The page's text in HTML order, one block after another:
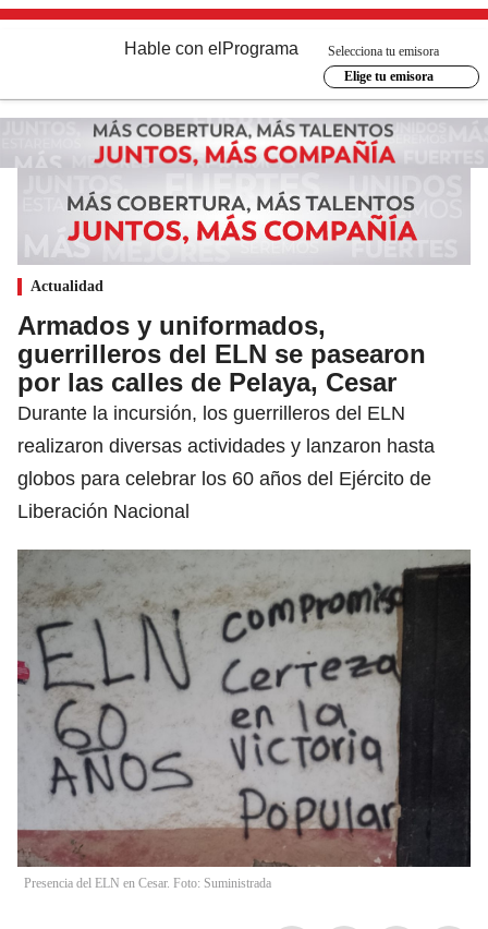
Hable con el Programa
Selecciona tu emisora
Elige tu emisora
Actualidad
Armados y uniformados,
guerrilleros del ELN se pasearon
por las calles de Pelaya, Cesar
Durante la incursión, los guerrilleros del ELN
realizaron diversas actividades y lanzaron hasta
globos para celebrar los 60 años del Ejército de
Liberación Nacional
Presencia del ELN en Cesar. Foto: Suministrada